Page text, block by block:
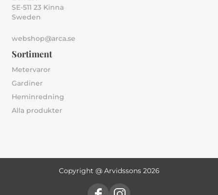
SE-511 23 Kinna
Sweden
webshop@arca.se
Sortiment
Metervaror
Gardiner
Heminredning
Alla produkter
Copyright @ Arvidssons 2026